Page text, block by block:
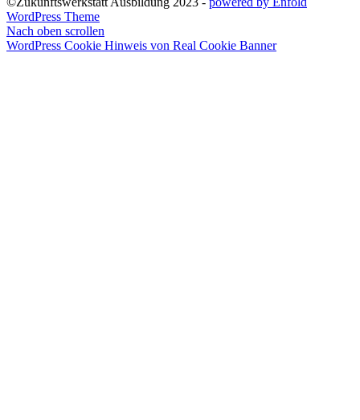
WordPress Theme
Nach oben scrollen
WordPress Cookie Hinweis von Real Cookie Banner